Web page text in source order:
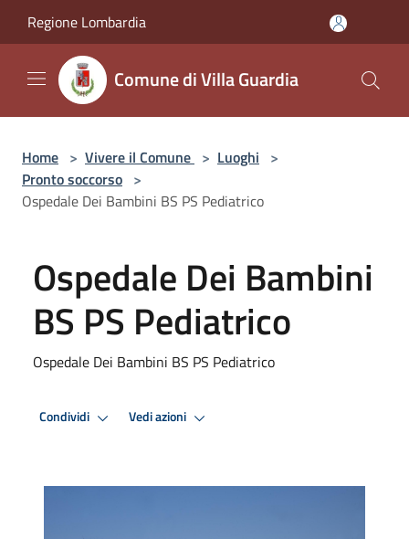
Regione Lombardia
Comune di Villa Guardia
Home > Vivere il Comune > Luoghi >
Pronto soccorso >
Ospedale Dei Bambini BS PS Pediatrico
Ospedale Dei Bambini
BS PS Pediatrico
Ospedale Dei Bambini BS PS Pediatrico
Condividi Vedi azioni